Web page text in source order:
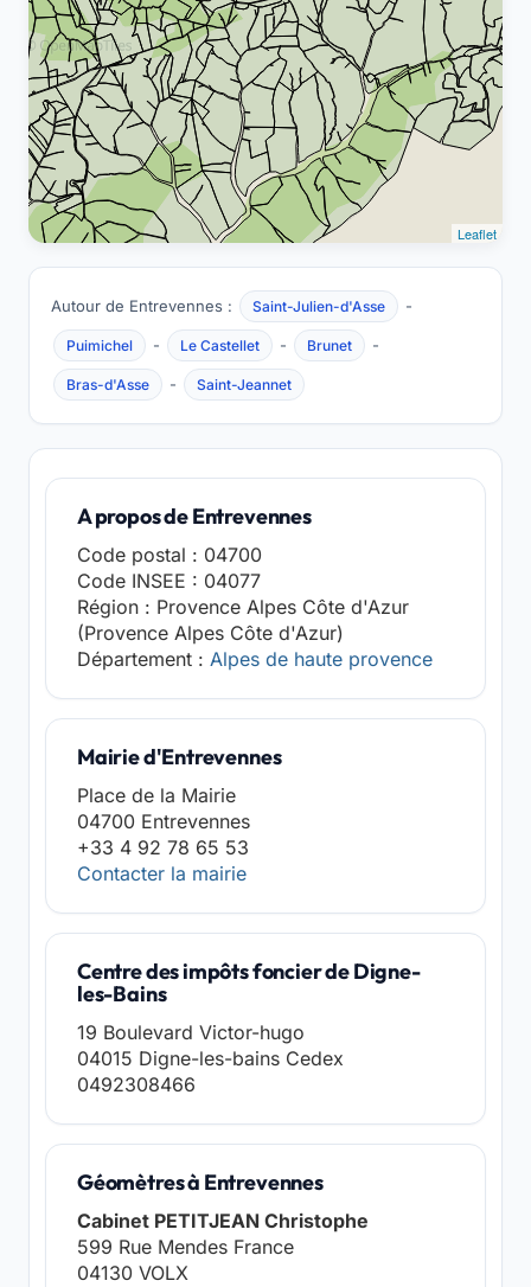
Leaflet
Autour de Entrevennes : Saint-Julien-d'Asse -
Puimichel - Le Castellet - Brunet -
Bras-d'Asse - Saint-Jeannet
A propos de Entrevennes
Code postal : 04700
Code INSEE : 04077
Région : Provence Alpes Côte d'Azur
(Provence Alpes Côte d'Azur)
Département : Alpes de haute provence
Mairie d'Entrevennes
Place de la Mairie
04700 Entrevennes
+33 4 92 78 65 53
Contacter la mairie
Centre des impôts foncier de Digne-
les-Bains
19 Boulevard Victor-hugo
04015 Digne-les-bains Cedex
0492308466
Géomètres à Entrevennes
Cabinet PETITJEAN Christophe
599 Rue Mendes France
04130 VOLX